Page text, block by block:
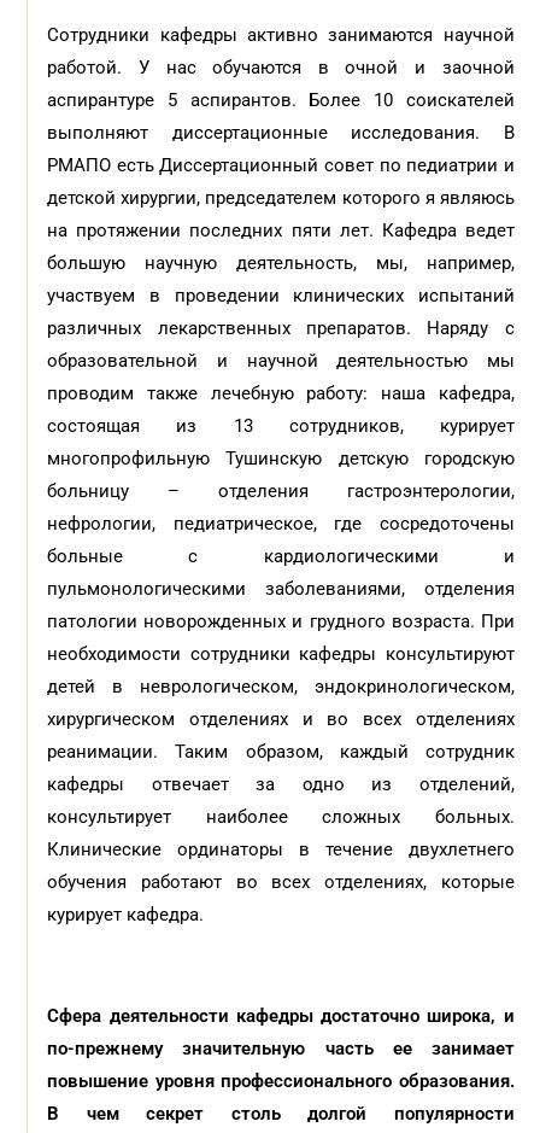
Сотрудники кафедры активно занимаются научной
работой. У нас обучаются в очной и заочной
аспирантуре 5 аспирантов. Более 10 соискателей
выполняют диссертационные исследования. В
РМАПО есть Диссертационный совет по педиатрии и
детской хирургии, председателем которого я являюсь
на протяжении последних пяти лет. Кафедра ведет
большую научную деятельность, мы, например,
участвуем в проведении клинических испытаний
различных лекарственных препаратов. Наряду с
образовательной и научной деятельностью мы
проводим также лечебную работу: наша кафедра,
состоящая из 13 сотрудников, курирует
многопрофильную Тушинскую детскую городскую
больницу – отделения гастроэнтерологии,
нефрологии, педиатрическое, где сосредоточены
больные с кардиологическими и
пульмонологическими заболеваниями, отделения
патологии новорожденных и грудного возраста. При
необходимости сотрудники кафедры консультируют
детей в неврологическом, эндокринологическом,
хирургическом отделениях и во всех отделениях
реанимации. Таким образом, каждый сотрудник
кафедры отвечает за одно из отделений,
консультирует наиболее сложных больных.
Клинические ординаторы в течение двухлетнего
обучения работают во всех отделениях, которые
курирует кафедра.
Сфера деятельности кафедры достаточно широка, и
по-прежнему значительную часть ее занимает
повышение уровня профессионального образования.
В чем секрет столь долгой популярности